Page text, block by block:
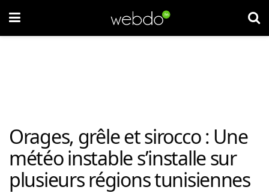
Orages, grêle et sirocco : Une
météo instable s’installe sur
plusieurs régions tunisiennes